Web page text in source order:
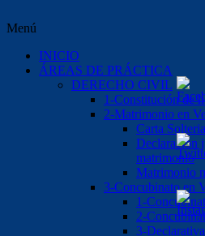
Menú
INICIO
ÁREAS DE PRÁCTICA
DERECHO CIVIL
1-Constitución de
2-Matrimonio en
Carta Solteria
Declaración
matrimonio
Matrimonio
3-Concubinato en
1-
2-
3-